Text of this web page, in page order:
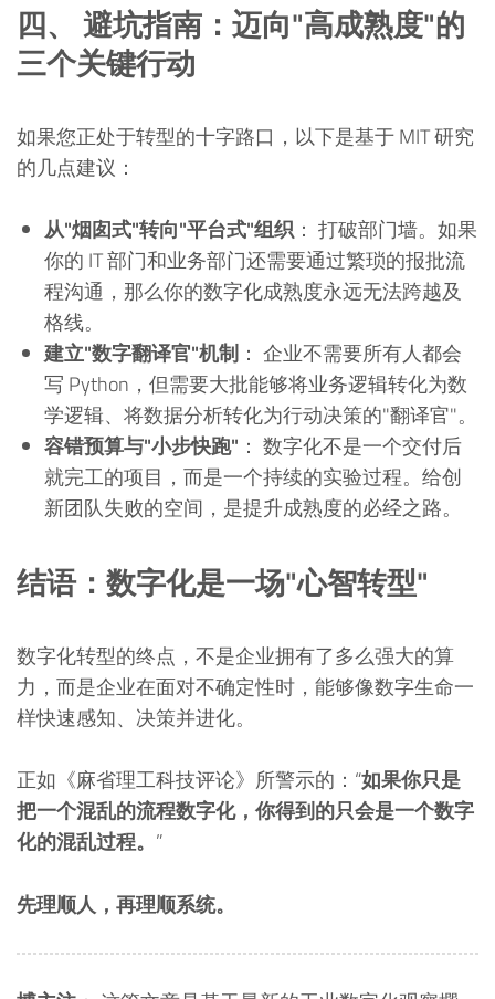
四、 避坑指南：迈向"高成熟度"的
三个关键行动
如果您正处于转型的十字路口，以下是基于 MIT 研究
的几点建议：
从"烟囱式"转向"平台式"组织： 打破部门墙。如果
你的 IT 部门和业务部门还需要通过繁琐的报批流
程沟通，那么你的数字化成熟度永远无法跨越及
格线。
建立"数字翻译官"机制 ： 企业不需要所有人都会
写 Python，但需要大批能够将业务逻辑转化为数
学逻辑、将数据分析转化为行动决策的"翻译官"。
容错预算与"小步快跑" ： 数字化不是一个交付后
就完工的项目，而是一个持续的实验过程。给创
新团队失败的空间，是提升成熟度的必经之路。
结语：数字化是一场"心智转型"
数字化转型的终点，不是企业拥有了多么强大的算
力，而是企业在面对不确定性时，能够像数字生命一
样快速感知、决策并进化。
正如《麻省理工科技评论》所警示的：“如果你只是
把一个混乱的流程数字化，你得到的只会是一个数字
化的混乱过程。 ”
先理顺人，再理顺系统。